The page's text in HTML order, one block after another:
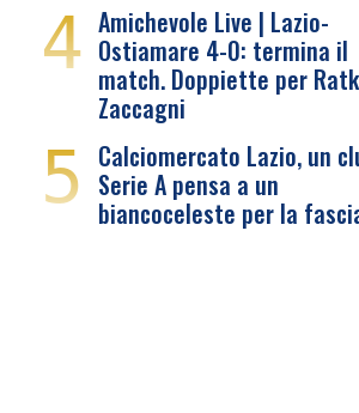
4 Amichevole Live | Lazio-
Ostiamare 4-0: termina il
match. Doppiette per
Zaccagni
5 Calciomercato Lazio, un
Serie A pensa a un
biancoceleste per la